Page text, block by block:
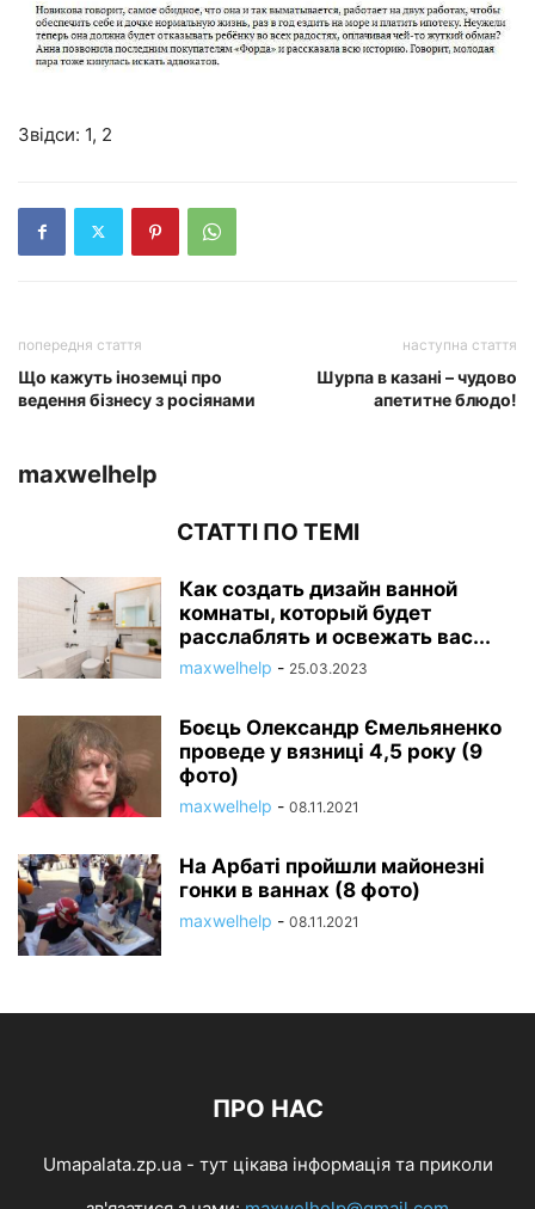
Звідси: 1, 2
попередня стаття
Що кажуть іноземці про
ведення бізнесу з росіянами
наступна стаття
Шурпа в казані – чудово
апетитне блюдо!
maxwelhelp
СТАТТІ ПО ТЕМІ
Как создать дизайн ванной
комнаты, который будет
расслаблять и освежать вас...
maxwelhelp - 25.03.2023
Боєць Олександр Ємельяненко
проведе у вязниці 4,5 року (9
фото)
maxwelhelp - 08.11.2021
На Арбаті пройшли майонезні
гонки в ваннах (8 фото)
maxwelhelp - 08.11.2021
ПРО НАС
Umapalata.zp.ua - тут цікава інформація та приколи